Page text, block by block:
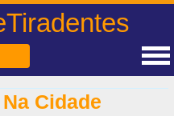
Cidade